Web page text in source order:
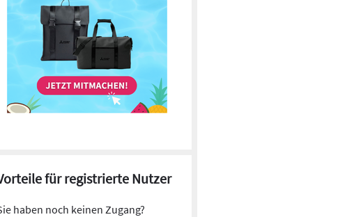
für registrierte Nutzer
haben noch keinen Zugang?